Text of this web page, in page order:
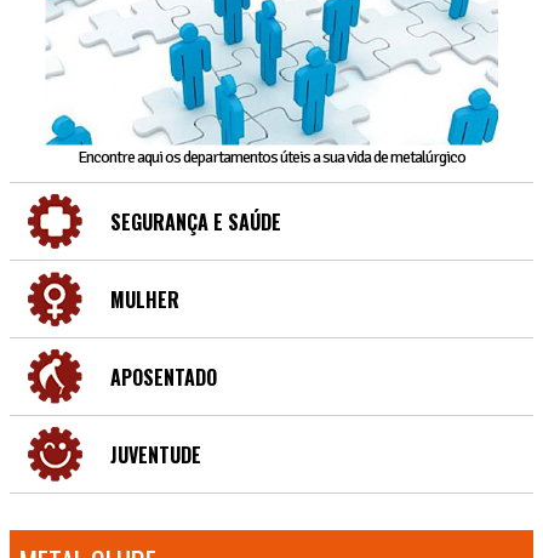
Encontre aqui os departamentos úteis a sua vida de metalúrgico
SEGURANÇA E SAÚDE
MULHER
APOSENTADO
JUVENTUDE